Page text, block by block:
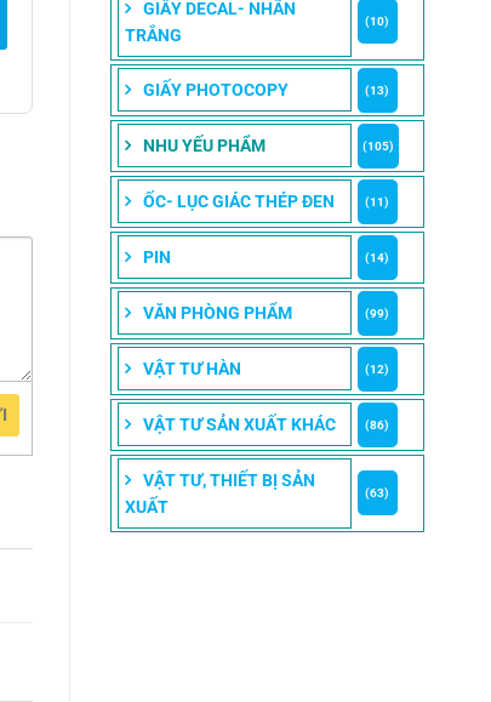
GIẤY DECAL- NHÃN
TRẮNG
(10)
GIẤY PHOTOCOPY (13)
NHU YẾU PHẨM (105)
ỐC- LỤC GIÁC THÉP ĐEN (11)
PIN (14)
VĂN PHÒNG PHẨM (99)
VẬT TƯ HÀN (12)
VẬT TƯ SẢN XUẤT KHÁC (86)
VẬT TƯ, THIẾT BỊ SẢN
XUẤT
(63)